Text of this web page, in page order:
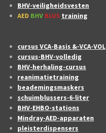
BHV-veiligheidsvesten
AED BHV BLUS training
cursus VCA-Basis &-VCA-VOL
cursus-BHV-volledig
BHV-herhaling-cursus
reanimatietraining
beademingsmaskers
schuimblussers-6-liter
BHV-EHBO-stations
Mindray-AED-apparaten
pleisterdispensers